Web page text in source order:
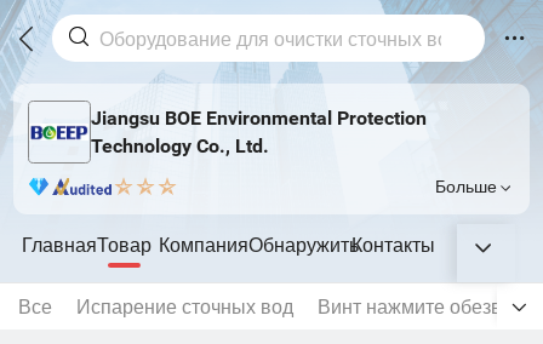
Jiangsu BOE Environmental Protection
Technology Co., Ltd.
Больше
ГлавнаяТовар КомпанияОбнаружитьКонтакты
Все Испарение сточных вод Винт нажмите